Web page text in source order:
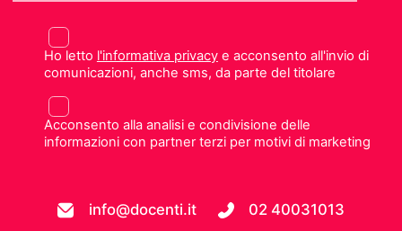
Ho letto l'informativa privacye acconsento all'invio di
comunicazioni, anche sms, da parte del titolare
Acconsento alla analisi e condivisione delle
informazioni con partner terzi per motivi di marketing
info@docenti.it 02 40031013